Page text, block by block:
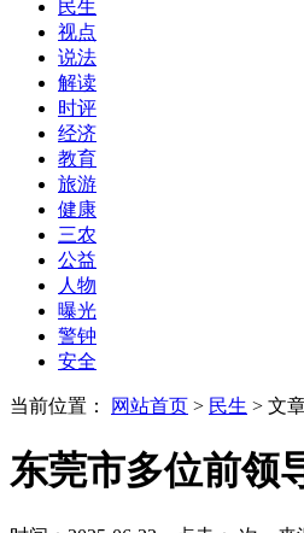
民生
视点
说法
解读
时评
经济
教育
旅游
健康
三农
公益
人物
曝光
警钟
安全
当前位置： 网站首页 > 民生 > 文
东莞市多位前领